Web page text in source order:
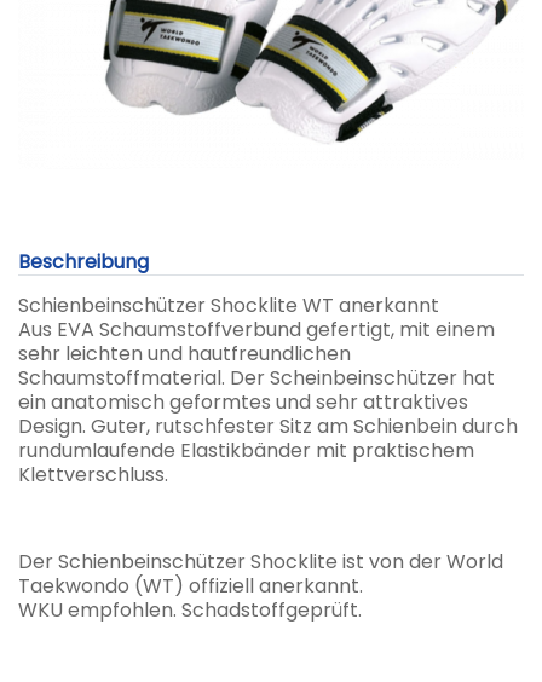
Beschreibung
Schienbeinschützer Shocklite WT anerkannt
Aus EVA Schaumstoffverbund gefertigt, mit einem
sehr leichten und hautfreundlichen
Schaumstoffmaterial. Der Scheinbeinschützer hat
ein anatomisch geformtes und sehr attraktives
Design. Guter, rutschfester Sitz am Schienbein durch
rundumlaufende Elastikbänder mit praktischem
Klettverschluss.
Der Schienbeinschützer Shocklite ist von der World
Taekwondo (WT) offiziell anerkannt.
WKU empfohlen. Schadstoffgeprüft.